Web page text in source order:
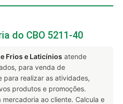
do CBO 5211-40
Frios e Laticínios atende
para venda de
para realizar as atividades,
produtos e promoções.
ao cliente. Calcula e